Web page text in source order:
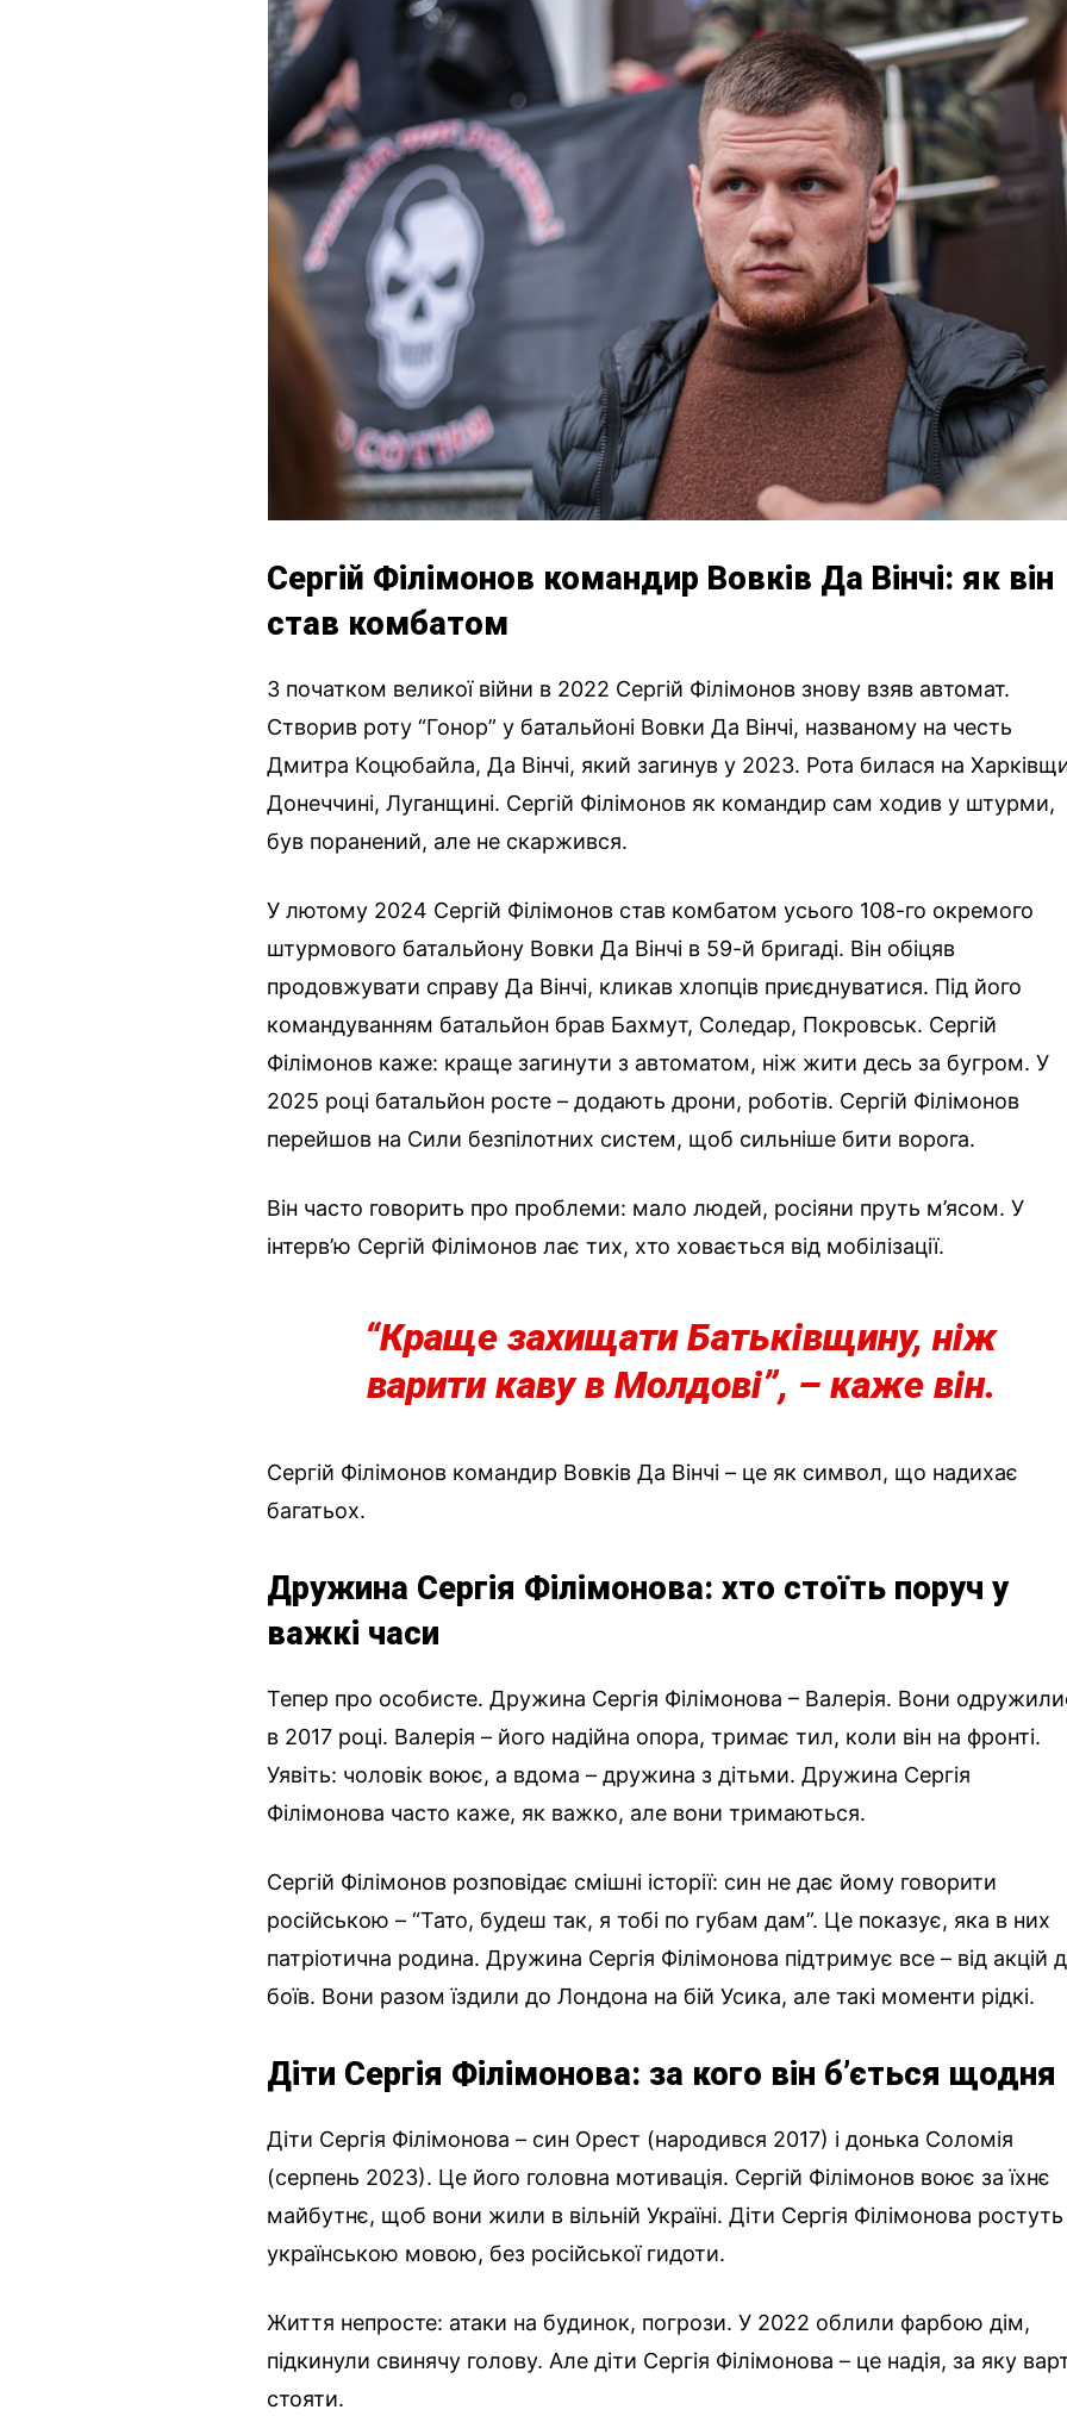
Сергій Філімонов командир Вовків Да Вінчі: як він
став комбатом
З початком великої війни в 2022 Сергій Філімонов знову взяв автомат.
Створив роту “Гонор” у батальйоні Вовки Да Вінчі, названому на честь
Дмитра Коцюбайла, Да Вінчі, який загинув у 2023. Рота билася на
Донеччині, Луганщині. Сергій Філімонов як командир сам ходив у штурми,
був поранений, але не скаржився.
У лютому 2024 Сергій Філімонов став комбатом усього 108-го окремого
штурмового батальйону Вовки Да Вінчі в 59-й бригаді. Він обіцяв
продовжувати справу Да Вінчі, кликав хлопців приєднуватися. Під його
командуванням батальйон брав Бахмут, Соледар, Покровськ. Сергій
Філімонов каже: краще загинути з автоматом, ніж жити десь за бугром. У
2025 році батальйон росте – додають дрони, роботів. Сергій Філімонов
перейшов на Сили безпілотних систем, щоб сильніше бити ворога.
Він часто говорить про проблеми: мало людей, росіяни пруть м’ясом. У
інтерв’ю Сергій Філімонов лає тих, хто ховається від мобілізації.
“Краще захищати Батьківщину, ніж
варити каву в Молдові”, – каже він.
Сергій Філімонов командир Вовків Да Вінчі – це як символ, що надихає
багатьох.
Дружина Сергія Філімонова: хто стоїть поруч у
важкі часи
Тепер про особисте. Дружина Сергія Філімонова – Валерія. Вони
в 2017 році. Валерія – його надійна опора, тримає тил, коли він на фронті.
Уявіть: чоловік воює, а вдома – дружина з дітьми. Дружина Сергія
Філімонова часто каже, як важко, але вони тримаються.
Сергій Філімонов розповідає смішні історії: син не дає йому говорити
російською – “Тато, будеш так, я тобі по губам дам”. Це показує, яка в них
патріотична родина. Дружина Сергія Філімонова підтримує все – від акцій
боїв. Вони разом їздили до Лондона на бій Усика, але такі моменти рідкі.
Діти Сергія Філімонова: за кого він б’ється щодня
Діти Сергія Філімонова – син Орест (народився 2017) і донька Соломія
(серпень 2023). Це його головна мотивація. Сергій Філімонов воює за їхнє
майбутнє, щоб вони жили в вільній Україні. Діти Сергія Філімонова
українською мовою, без російської гидоти.
Життя непросте: атаки на будинок, погрози. У 2022 облили фарбою дім,
підкинули свинячу голову. Але діти Сергія Філімонова – це надія, за яку
стояти.